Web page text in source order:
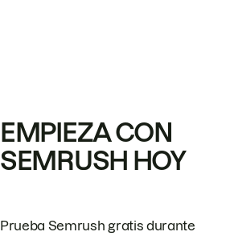
EMPIEZA CON
SEMRUSH HOY
Prueba Semrush gratis durante